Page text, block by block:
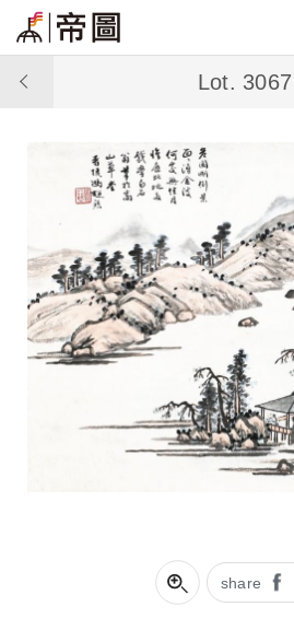
share
Lot. 3067